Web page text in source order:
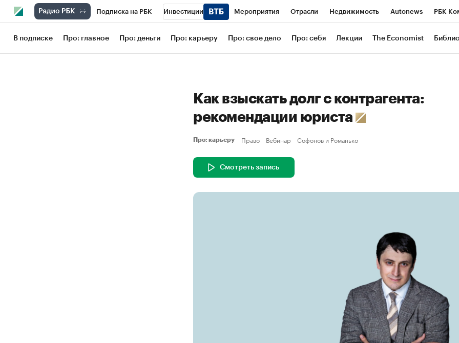
Подписка на РБК Инвестиции Мероприятия Отрасли Недвижимость Autonews РБК
Школа управления РБК РБК Образование РБК Life Тренды Визионеры
В подписке Про: главное Про: деньги Про: карьеру Про: свое дело Про: себя Лекции The Economist
Как взыскать долг с контрагента:
рекомендации юриста
Про: карьеру Право Вебинар Софонов и Романько
Смотреть запись